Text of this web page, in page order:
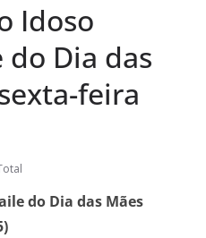
Idoso
do Dia das
feira
do Dia das Mães